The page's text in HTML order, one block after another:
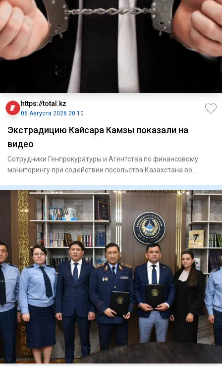
https://total.kz
06 Августа 2026 20:10
Экстрадицию Кайсара Камзы показали на
видео
Сотрудники Генпрокуратуры и Агентства по финансовому
мониторингу при содействии посольства Казахстана во